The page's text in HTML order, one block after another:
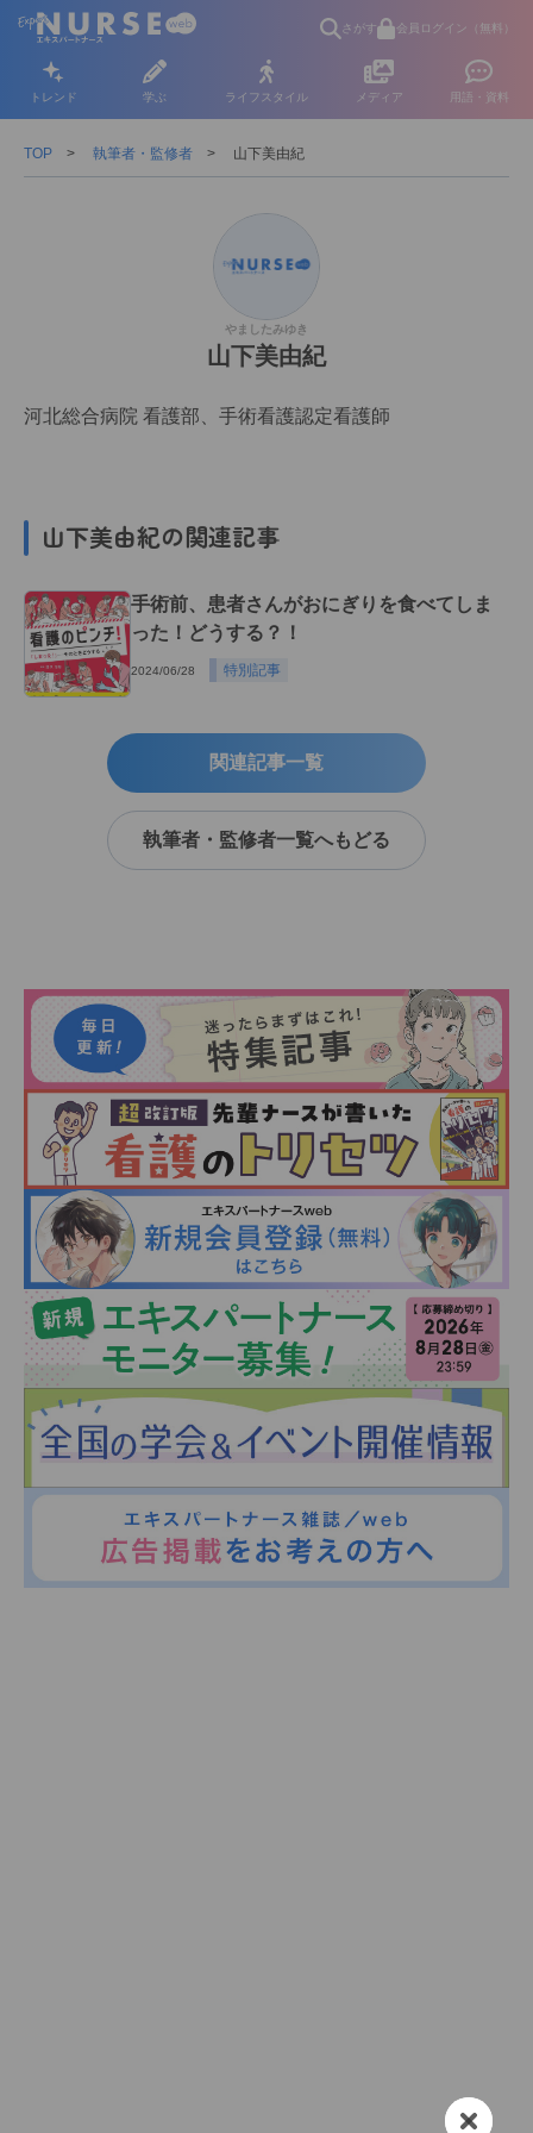
さがす 会員ログイン（無料）
トレンド 学ぶ ライフスタイル メディア 用語・資料
TOP 執筆者・監修者 山下美由紀
やましたみゆき
山下美由紀
河北総合病院 看護部、手術看護認定看護師
山下美由紀の関連記事
手術前、患者さんがおにぎりを食べてしま
った！どうする？！
2024/06/28 特別記事
関連記事一覧
執筆者・監修者一覧へもどる